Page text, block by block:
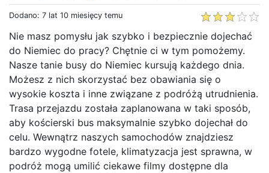
Dodano: 7 lat 10 miesięcy temu
Nie masz pomysłu jak szybko i bezpiecznie dojechać
do Niemiec do pracy? Chętnie ci w tym pomożemy.
Nasze tanie busy do Niemiec kursują każdego dnia.
Możesz z nich skorzystać bez obawiania się o
wysokie koszta i inne związane z podróżą utrudnienia.
Trasa przejazdu została zaplanowana w taki sposób,
aby kościerski bus maksymalnie szybko dojechał do
celu. Wewnątrz naszych samochodów znajdziesz
bardzo wygodne fotele, klimatyzacja jest sprawna, w
podróż mogą umilić ciekawe filmy dostępne dla